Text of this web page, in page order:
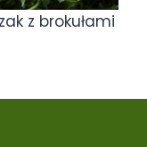
z brokułami